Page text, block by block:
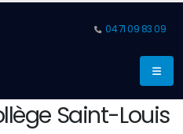
04 71 09 83 09
Saint-Louis